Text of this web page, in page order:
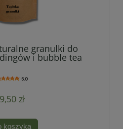
granulki do
i bubble tea
5.0
9,50 zł
koszyka